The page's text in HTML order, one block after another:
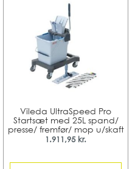
Vileda UltraSpeed Pro
Startsæt med 25L spand/
presse/ fremfør/ mop u/skaft
1.911,95 kr.